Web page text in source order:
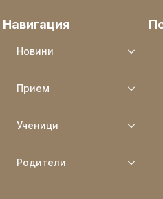
Навигация
Новини
Прием
Ученици
Родители